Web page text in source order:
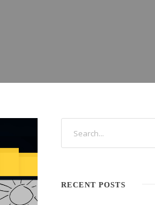
RECENT POSTS